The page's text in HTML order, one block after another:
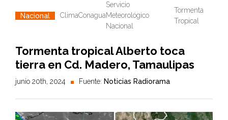
Nacional ClimaConagua
Servicio
Meteorológico
Nacional
Tormenta
Tropical
Tormenta tropical Alberto toca
tierra en Cd. Madero, Tamaulipas
junio 20th, 2024 Fuente: Noticias Radiorama